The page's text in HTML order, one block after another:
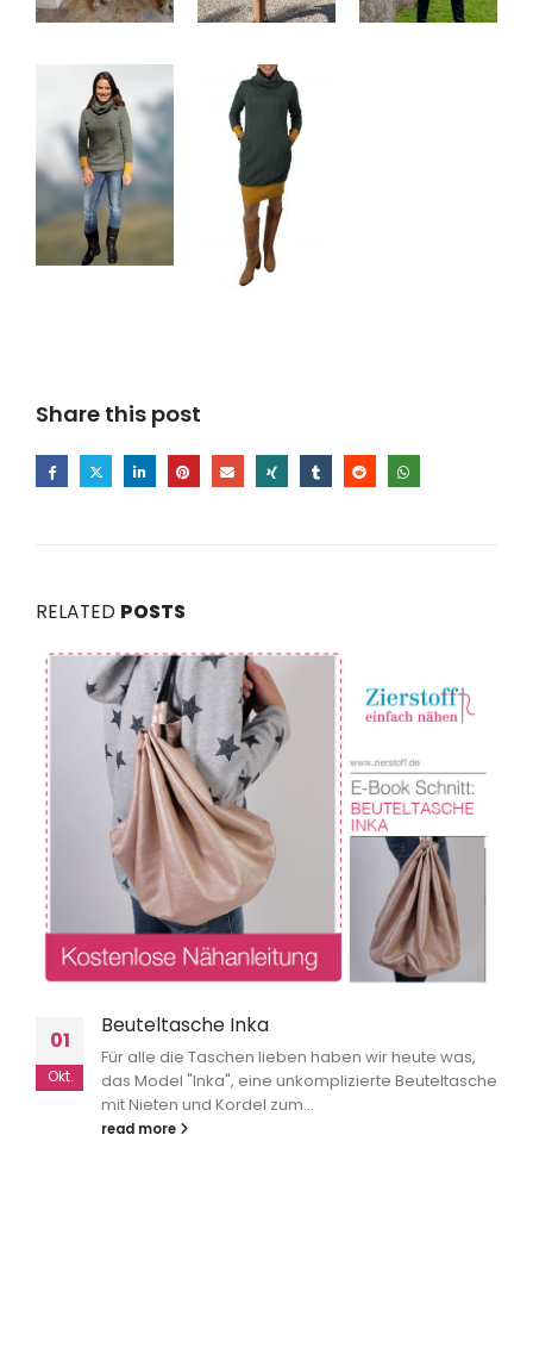
Share this post
RELATED POSTS
01
Okt.
Beuteltasche Inka
Für alle die Taschen lieben haben wir heute was,
das Model "Inka", eine unkomplizierte Beuteltasche
mit Nieten und Kordel zum...
read more